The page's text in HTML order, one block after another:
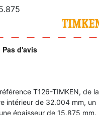
T126-TIMKEN, de la
intérieur de 32.004 mm, un
épaisseur de 15.875 mm.